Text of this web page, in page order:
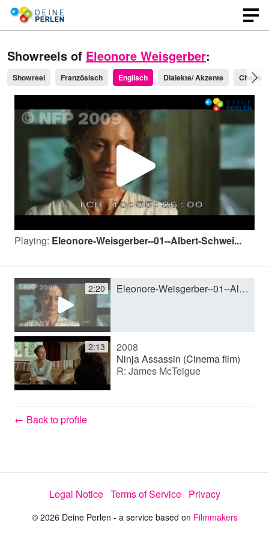
Showreels of Eleonore Weisgerber:
Showreel Französisch Englisch Dialekte/ Akzente
P
l
y
V
i
e
o
Playing: Eleonore-Weisgerber--01--Albert-Schwei...
2:20 Eleonore-Weisgerber--01--Albert-Schweitzer.mp4
2:13
2008
Ninja Assassin (Cinema film)
R: James McTeigue
← Back to profile
Legal Notice Terms of Service Privacy
© 2026 Deine Perlen - a service based on Filmmakers